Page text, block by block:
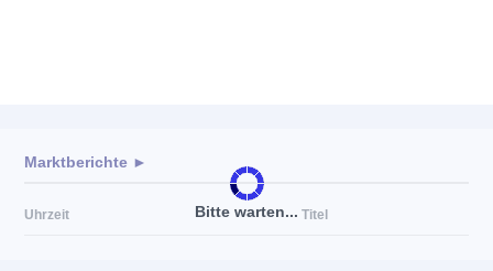
Bitte warten...
Marktberichte ►
Uhrzeit Titel